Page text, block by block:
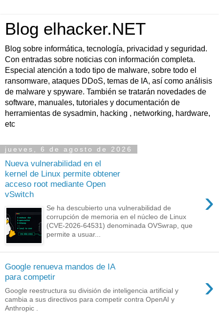
Blog elhacker.NET
Blog sobre informática, tecnología, privacidad y seguridad.
Con entradas sobre noticias con información completa.
Especial atención a todo tipo de malware, sobre todo el
ransomware, ataques DDoS, temas de IA, así como análisis
de malware y spyware. También se tratarán novedades de
software, manuales, tutoriales y documentación de
herramientas de sysadmin, hacking , networking, hardware,
etc
jueves, 6 de agosto de 2026
Nueva vulnerabilidad en el
kernel de Linux permite obtener
acceso root mediante Open
vSwitch
›
Se ha descubierto una vulnerabilidad de
corrupción de memoria en el núcleo de Linux
(CVE-2026-64531) denominada OVSwrap, que
permite a usuar...
Google renueva mandos de IA
para competir
›
Google reestructura su división de inteligencia artificial y
cambia a sus directivos para competir contra OpenAI y
Anthropic .